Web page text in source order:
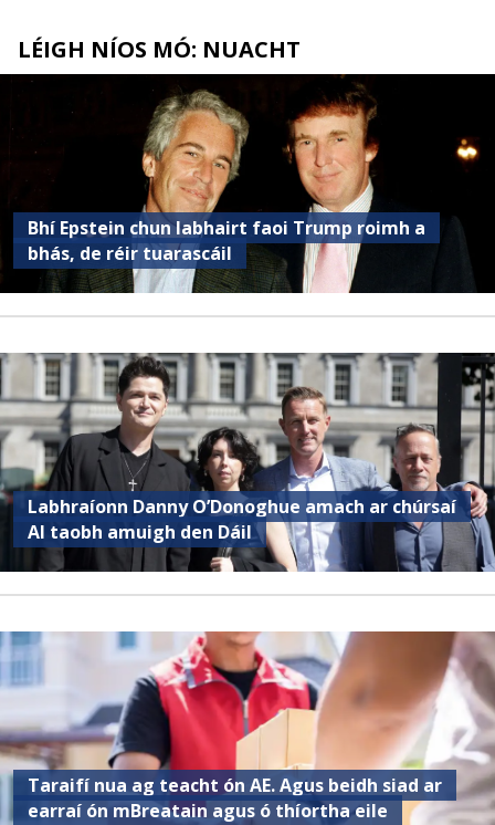
LÉIGH NÍOS MÓ: NUACHT
Bhí Epstein chun labhairt faoi Trump roimh a
bhás, de réir tuarascáil
Labhraíonn Danny O’Donoghue amach ar chúrsaí
AI taobh amuigh den Dáil
Taraifí nua ag teacht ón AE. Agus beidh siad ar
earraí ón mBreatain agus ó thíortha eile